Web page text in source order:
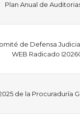
Plan Anual de
de Defensa
WEB Radicado
de la Procuraduría